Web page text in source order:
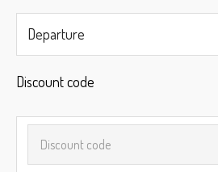
Departure
Discount code